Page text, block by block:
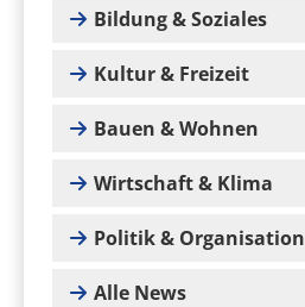
Bildung & Soziales
Kultur & Freizeit
Bauen & Wohnen
Wirtschaft & Klima
Politik & Organisation
Alle News